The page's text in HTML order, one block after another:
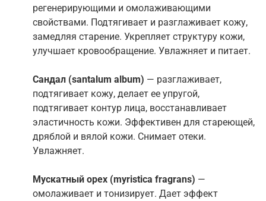
регенерирующими и омолаживающими
свойствами. Подтягивает и разглаживает кожу,
замедляя старение. Укрепляет структуру кожи,
улучшает кровообращение. Увлажняет и питает.
Сандал (santalum album) — разглаживает,
подтягивает кожу, делает ее упругой,
подтягивает контур лица, восстанавливает
эластичность кожи. Эффективен для стареющей,
дряблой и вялой кожи. Снимает отеки.
Увлажняет.
Мускатный орех (myristica fragrans) —
омолаживает и тонизирует. Дает эффект